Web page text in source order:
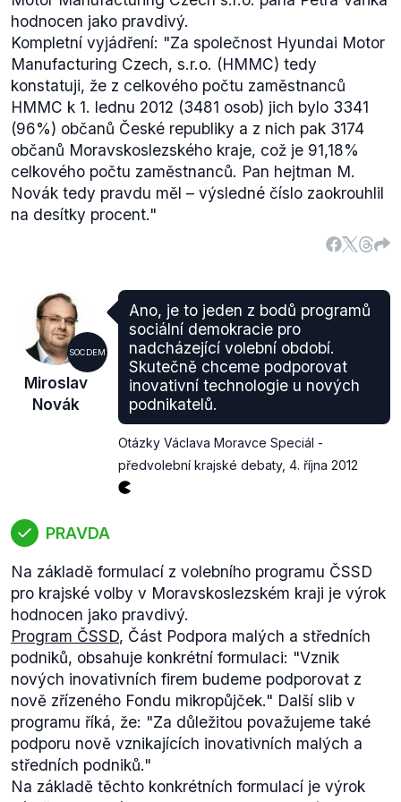
hodnocen jako pravdivý.
Kompletní vyjádření: "Za společnost Hyundai Motor
Manufacturing Czech, s.r.o. (HMMC) tedy
konstatuji, že z celkového počtu zaměstnanců
HMMC k 1. lednu 2012 (3481 osob) jich bylo 3341
(96%) občanů České republiky a z nich pak 3174
občanů Moravskoslezského kraje, což je 91,18%
celkového počtu zaměstnanců. Pan hejtman M.
Novák tedy pravdu měl – výsledné číslo zaokrouhlil
na desítky procent."
SOCDEM
Miroslav
Novák
Ano, je to jeden z bodů programů
sociální demokracie pro
nadcházející volební období.
Skutečně chceme podporovat
inovativní technologie u nových
podnikatelů.
Otázky Václava Moravce Speciál -
předvolební krajské debaty, 4. října 2012
PRAVDA
Na základě formulací z volebního programu ČSSD
pro krajské volby v Moravskoslezském kraji je výrok
hodnocen jako pravdivý.
Program ČSSD, Část Podpora malých a středních
podniků, obsahuje konkrétní formulaci: "Vznik
nových inovativních firem budeme podporovat z
nově zřízeného Fondu mikropůjček." Další slib v
programu říká, že: "Za důležitou považujeme také
podporu nově vznikajících inovativních malých a
středních podniků."
Na základě těchto konkrétních formulací je výrok